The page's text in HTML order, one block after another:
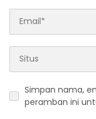
Simpan nama,
peramban ini